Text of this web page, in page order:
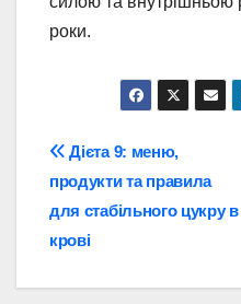
роки.
Навігація
записів
Дієта 9: меню,
продукти та правила
для стабільного цукру в
крові